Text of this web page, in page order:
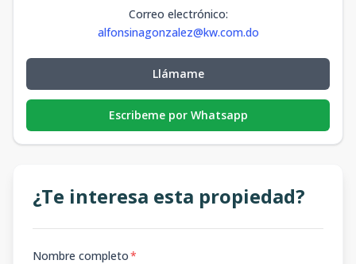
Correo electrónico:
alfonsinagonzalez@kw.com.do
Llámame
Escribeme por Whatsapp
¿Te interesa esta propiedad?
Nombre completo*